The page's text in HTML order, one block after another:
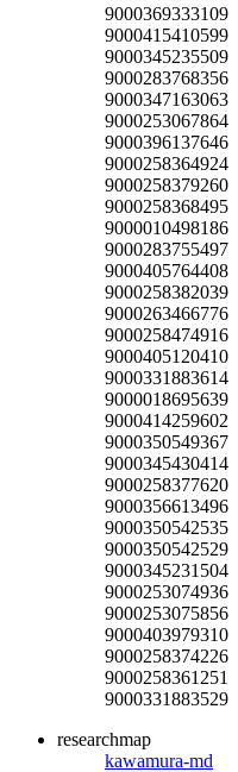
9000369333109
9000415410599
9000345235509
9000283768356
9000347163063
9000253067864
9000396137646
9000258364924
9000258379260
9000258368495
9000010498186
9000283755497
9000405764408
9000258382039
9000263466776
9000258474916
9000405120410
9000331883614
9000018695639
9000414259602
9000350549367
9000345430414
9000258377620
9000356613496
9000350542535
9000350542529
9000345231504
9000253074936
9000253075856
9000403979310
9000258374226
9000258361251
9000331883529
researchmap
kawamura-md